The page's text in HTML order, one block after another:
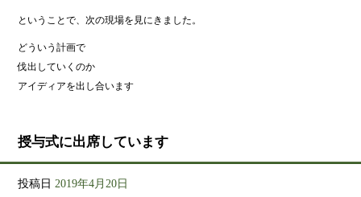
ということで、次の現場を見にきました。
どういう計画で
伐出していくのか
アイディアを出し合います
授与式に出席しています
投稿日 2019年4月20日